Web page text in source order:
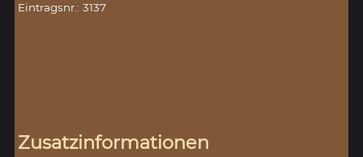
Eintragsnr.: 3137
Zusatzinformationen